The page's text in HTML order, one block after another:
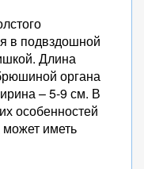
в подвздошной
Длина
органа
– 5-9 см. В
особенностей
может иметь